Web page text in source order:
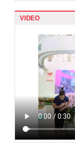
VIDEO